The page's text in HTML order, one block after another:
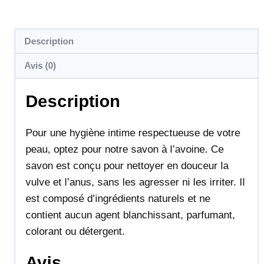
Description
Avis (0)
Description
Pour une hygiène intime respectueuse de votre
peau, optez pour notre savon à l’avoine. Ce
savon est conçu pour nettoyer en douceur la
vulve et l’anus, sans les agresser ni les irriter. Il
est composé d’ingrédients naturels et ne
contient aucun agent blanchissant, parfumant,
colorant ou détergent.